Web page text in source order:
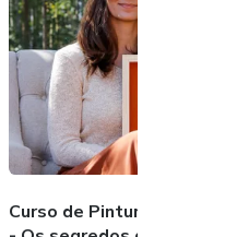
Curso de Pintura de Agulha